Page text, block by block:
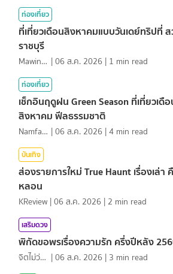
ท่องเที่ยว
ที่เที่ยวเดือนสิงหาคมแบบวันเดย์ทริปที่
ราชบุรี
MawinMatravel |06 ส.ค. 2026 | 1 min read
ท่องเที่ยว
เช็กอินฤดูฝน Green Season ที่เที่ยวเดื
สิงหาคม ฟีลธรรมชาติ
NamfahPhupha |06 ส.ค. 2026 |4 min read
บันเทิง
ส่องรายการใหม่ True Haunt เรื่องเล่า
หลอน
KReview |06 ส.ค. 2026 | 2 min read
เสริมดวง
พิกัดขอพรเรื่องความรัก ครึ่งปีหลัง
จิตไม่ว่าง |06 ส.ค. 2026 | 3 min read